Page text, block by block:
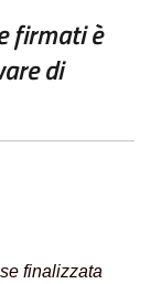
firmati è
di
finalizzata